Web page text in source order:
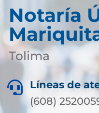
Notaría
Tolima

Líneas de
(608)